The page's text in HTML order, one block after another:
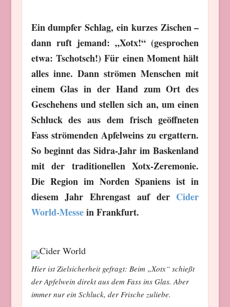
Ein dumpfer Schlag, ein kurzes Zischen –
dann ruft jemand: „Xotx!“ (gesprochen
etwa: Tschotsch!) Für einen Moment hält
alles inne. Dann strömen Menschen mit
einem Glas in der Hand zum Ort des
Geschehens und stellen sich an, um einen
Schluck des aus dem frisch geöffneten
Fass strömenden Apfelweins zu ergattern.
So beginnt das Sidra-Jahr im Baskenland
mit der traditionellen Xotx-Zeremonie.
Die Region im Norden Spaniens ist in
diesem Jahr Ehrengast auf der Cider
World-Messein Frankfurt.
Hier ist Zielsicherheit gefragt: Beim „Xotx“ schießt
der Apfelwein direkt aus dem Fass ins Glas. Aber
immer nur ein Schluck, der Frische zuliebe.